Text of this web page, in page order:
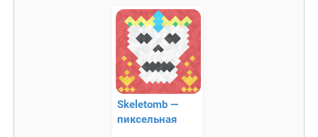
Skeletomb —
пиксельная